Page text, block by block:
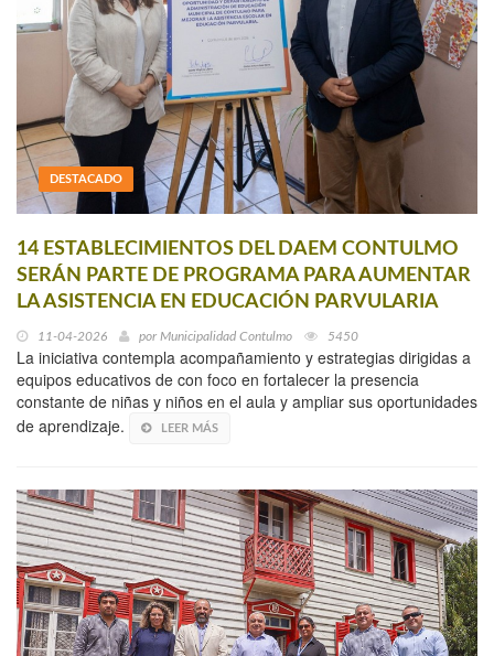
DESTACADO
14 ESTABLECIMIENTOS DEL DAEM CONTULMO
SERÁN PARTE DE PROGRAMA PARA AUMENTAR
LA ASISTENCIA EN EDUCACIÓN PARVULARIA
11-04-2026 por Municipalidad Contulmo 5450
La iniciativa contempla acompañamiento y estrategias dirigidas a
equipos educativos de con foco en fortalecer la presencia
constante de niñas y niños en el aula y ampliar sus oportunidades
de aprendizaje.
LEER MÁS